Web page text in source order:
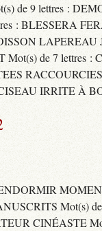
de 9 lettres :
: BLESSERA
LAPEREAU
de 7 lettres :
IRRITE À
Mot(s) de
CINÉASTE